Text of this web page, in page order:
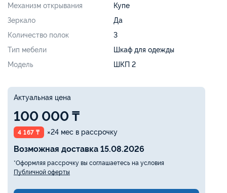
Механизм открывания
Купе
Зеркало
Да
Количество полок
3
Тип мебели
Шкаф для одежды
Модель
ШКП 2
Актуальная цена
100 000 ₸
4 167 ₸ ×24 мес в рассрочку
Возможная доставка 15.08.2026
*Оформляя рассрочку вы соглашаетесь на условия
Публичной оферты